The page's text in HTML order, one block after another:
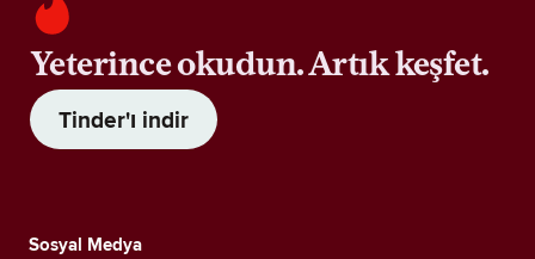
Yeterince okudun. Artık keşfet.
Tinder'ı indir
Sosyal Medya